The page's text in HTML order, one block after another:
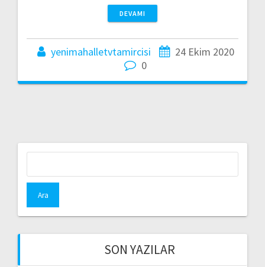
DEVAMI
yenimahalletvtamircisi
24 Ekim 2020
0
SON YAZILAR